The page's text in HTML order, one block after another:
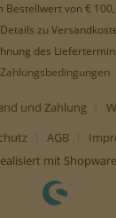
Bestellwert von €
zu
des
Zahlungsbedingungen
und Zahlung
AGB
mit Shopware